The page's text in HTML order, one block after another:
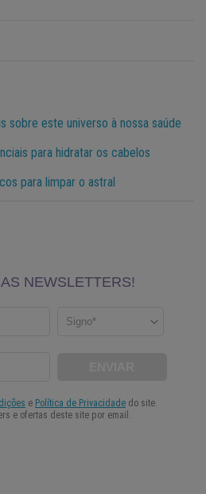
sobre este universo à nossa saúde
para hidratar os cabelos
para limpar o astral